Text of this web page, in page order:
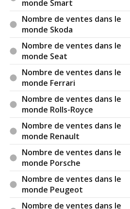
monde Smart
Nombre de ventes dans le
monde Skoda
Nombre de ventes dans le
monde Seat
Nombre de ventes dans le
monde Ferrari
Nombre de ventes dans le
monde Rolls-Royce
Nombre de ventes dans le
monde Renault
Nombre de ventes dans le
monde Porsche
Nombre de ventes dans le
monde Peugeot
Nombre de ventes dans le